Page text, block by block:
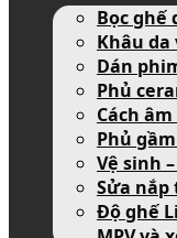
Bọc ghế
Khâu
Dán
Phủ
Cách
Phủ
Vệ sinh
Sửa
Độ ghế